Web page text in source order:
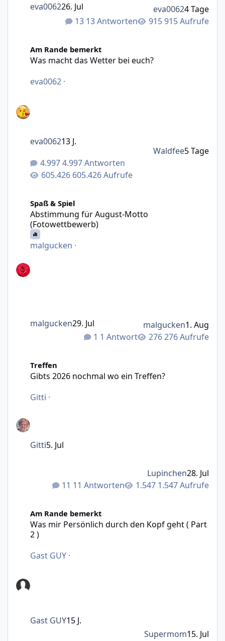
13 Antworten 915 Aufrufe
eva006226. Jul eva00624 Tage
Am Rande bemerkt
Was macht das Wetter bei euch?
eva0062 ·
4.997 Antworten
605.426 Aufrufe
eva006213 J.
Waldfee5 Tage
Spaß & Spiel
Abstimmung für August-Motto
(Fotowettbewerb)
malgucken ·
1 Antwort 276 Aufrufe
malgucken29. Jul malgucken1. Aug
Treffen
Gibts 2026 nochmal wo ein Treffen?
Gitti ·
11 Antworten 1.547 Aufrufe
Gitti5. Jul
Lupinchen28. Jul
Am Rande bemerkt
Was mir Persönlich durch den Kopf geht ( Part
2 )
Gast GUY ·
Gast GUY15 J.
Supermom15. Jul